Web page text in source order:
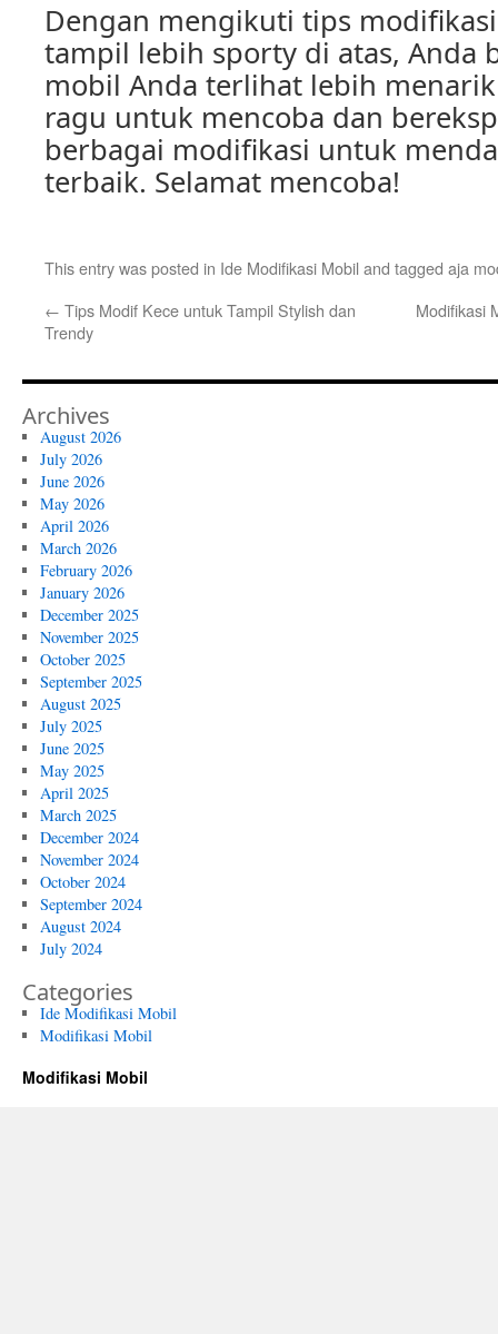
Dengan mengikuti tips
tampil lebih sporty di atas, Anda
mobil Anda terlihat lebih
ragu untuk mencoba dan
berbagai modifikasi untuk
terbaik. Selamat mencoba!
This entry was posted in Ide Modifikasi Mobil and tagged aja
← Tips Modif Kece untuk Tampil Stylish dan
Trendy
Modifikasi
Archives
August 2026
July 2026
June 2026
May 2026
April 2026
March 2026
February 2026
January 2026
December 2025
November 2025
October 2025
September 2025
August 2025
July 2025
June 2025
May 2025
April 2025
March 2025
December 2024
November 2024
October 2024
September 2024
August 2024
July 2024
Categories
Ide Modifikasi Mobil
Modifikasi Mobil
Modifikasi Mobil